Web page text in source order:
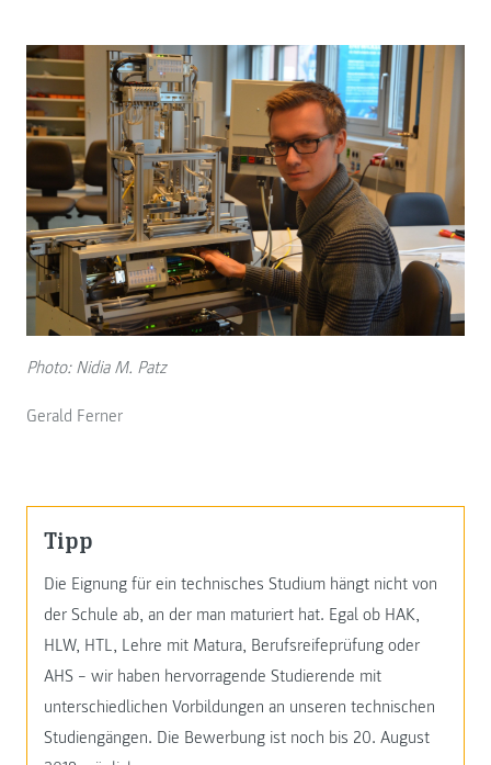
Photo: Nidia M. Patz
Gerald Ferner
Tipp
Die Eignung für ein technisches Studium hängt nicht von
der Schule ab, an der man maturiert hat. Egal ob HAK,
HLW, HTL, Lehre mit Matura, Berufsreifeprüfung oder
AHS – wir haben hervorragende Studierende mit
unterschiedlichen Vorbildungen an unseren technischen
Studiengängen. Die Bewerbung ist noch bis 20. August